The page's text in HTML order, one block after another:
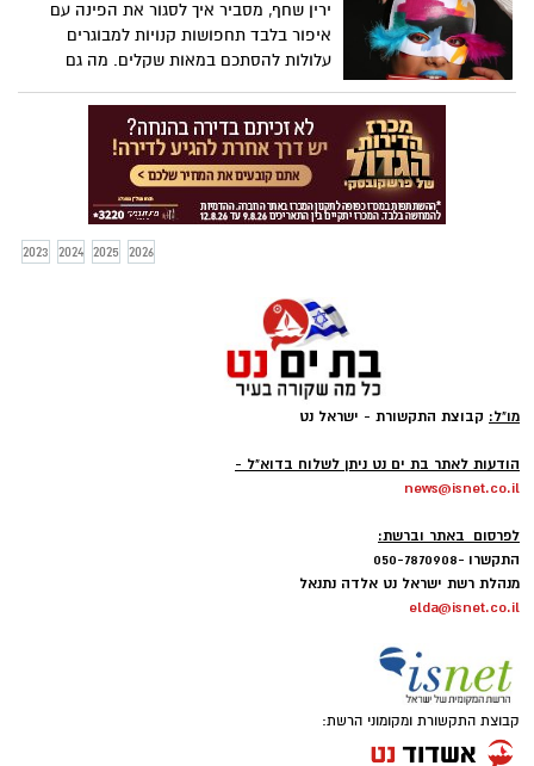
לא ניתן שיכחידו אותנו ויעלימו אותנו
מהמרחב הציבורי
ירין שחף, מסביר איך לסגור את הפינה עם
איפור בלבד תחפושות קנויות למבוגרים
עלולות להסתכם במאות שקלים. מה גם
שתמששו בהן בשנה הבאה הוא לא מאוד
גדול.
2023 2024 2025 2026
מו"ל: קבוצת התקשורת - ישראל נט
הודעות לאתר בת ים נט ניתן לשלוח בדוא"ל -
news@isnet.co.il
לפרסום באתר וברשת:
התקשרו -050-7870908
מנהלת רשת ישראל נט אלדה נתנאל
elda@isnet.co.il
קבוצת התקשורת ומקומוני הרשת: